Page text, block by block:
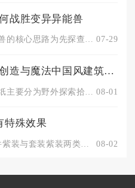
战胜变异异能兽
斗罗大陆游戏中战胜变异异能兽的核心思路为先探查异能兽属性弱点... 07-29
有什么途径能够获取创造与魔法中国风建筑图纸
08-01
特殊效果
08-02